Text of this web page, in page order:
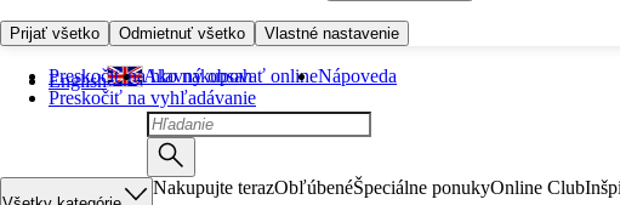
Prijať všetko Odmietnuť všetko Vlastné nastavenie
Preskočiť na hlavný obsah
Preskočiť na vyhľadávanie
English Ako nakupovať onlineNápoveda
Nakupujte terazObľúbenéŠpeciálne ponukyOnline Club